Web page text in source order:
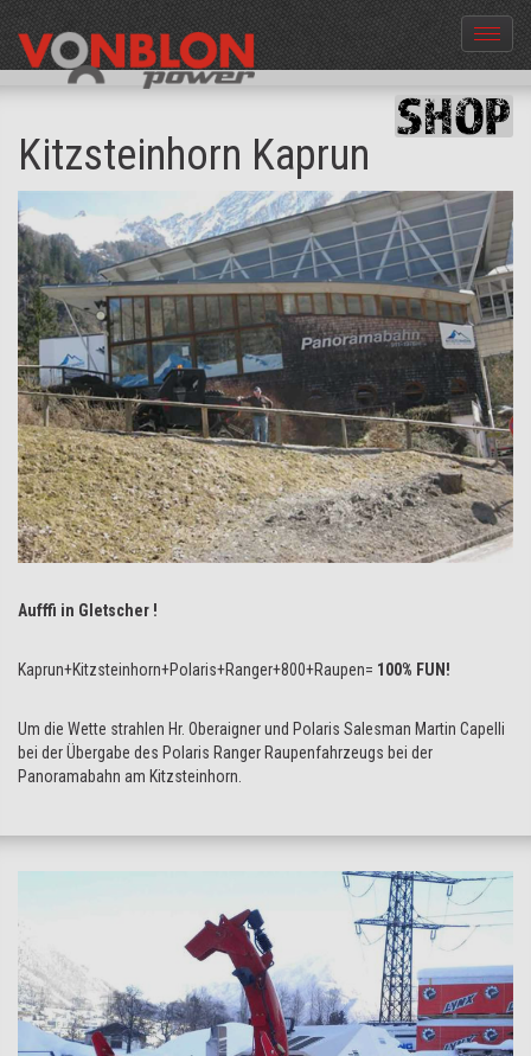
Menü
aus-
Kitzsteinhorn Kaprun
Aufffi in Gletscher !
Kaprun+Kitzsteinhorn+Polaris+Ranger+800+Raupen= 100% FUN!
Um die Wette strahlen Hr. Oberaigner und Polaris Salesman Martin Capelli
bei der Übergabe des Polaris Ranger Raupenfahrzeugs bei der
Panoramabahn am Kitzsteinhorn.